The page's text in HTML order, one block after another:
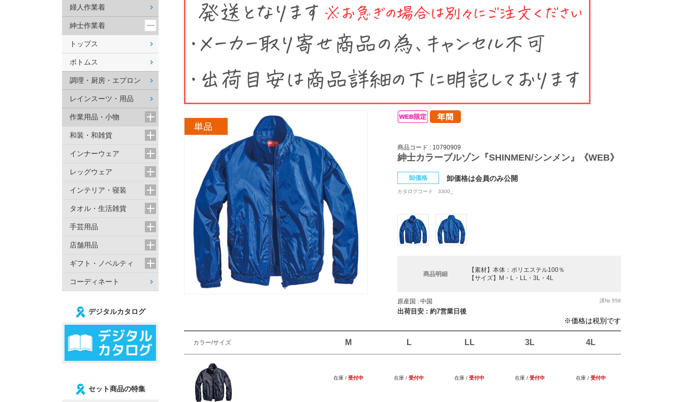
商品コード : 10790909
紳士カラーブルゾン『SHINMEN/シンメン』《WEB》
卸価格 卸価格は会員のみ公開
カタログコード 3300_
商品明細
【素材】本体：ポリエステル100％
【サイズ】M・L・LL・3L・4L
原産国 : 中国
出荷目安 : 約7営業日後
課№ 558
カラー/サイズ M L LL 3L 4L
在庫 / 受付中 在庫 / 受付中 在庫 / 受付中 在庫 / 受付中 在庫 / 受付中
※価格は税別です
婦人作業着
紳士作業着
トップス
ボトムス
調理・厨房・エプロン
レインスーツ・用品
作業用品・小物
和装・和雑貨
インナーウェア
レッグウェア
インテリア・寝装
タオル・生活雑貨
手芸用品
店舗用品
ギフト・ノベルティ
コーディネート
デジタルカタログ
セット商品の特集